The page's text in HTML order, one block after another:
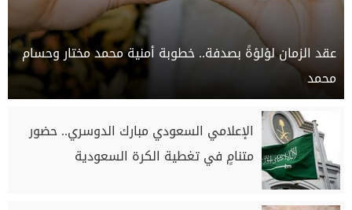
عقد الزمان لؤلؤةً بصدفة.. خطوبة أمنية محمد مختار وحسام
محمد
الإعلامي السعودي مبارك الدوسري.. حضور
متنامٍ في تغطية الكرة السعودية